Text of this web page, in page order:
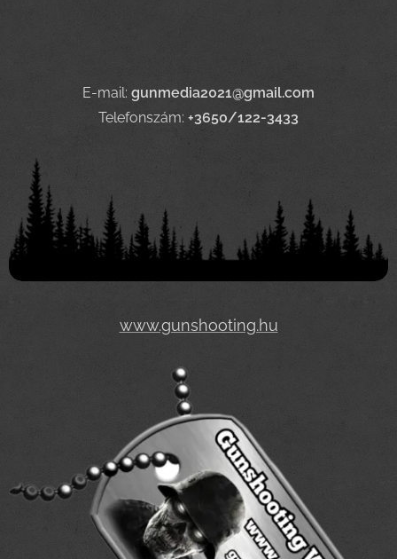
E-mail: gunmedia2021@gmail.com
Telefonszám: +3650/122-3433
www.gunshooting.hu